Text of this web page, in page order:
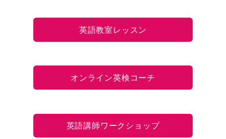
英語教室レッスン
オンライン英検コーチ
英語講師ワークショップ